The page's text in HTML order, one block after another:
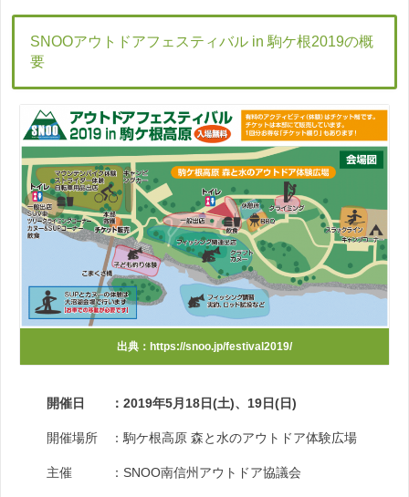
SNOOアウトドアフェスティバル in 駒ケ根2019の概
要
出典：https://snoo.jp/festival2019/
開催日 ：2019年5月18日(土)、19日(日)
開催場所 ：駒ケ根高原 森と水のアウトドア体験広場
主催 ： SNOO南信州アウトドア協議会